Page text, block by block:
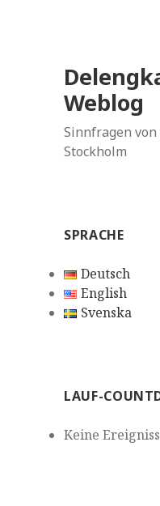
Weblog
Sinnfragen
Stockholm
SPRACHE
Deutsch
English
Svenska
LAUF-
Keine